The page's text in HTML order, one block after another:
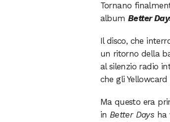
Tornano
album Better
Il disco, che
un ritorno della
al silenzio radio
che gli
Ma questo era
in Better Days